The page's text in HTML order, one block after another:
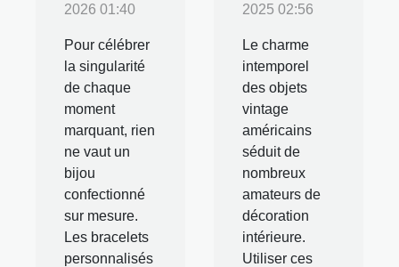
2026 01:40
Pour célébrer
la singularité
de chaque
moment
marquant, rien
ne vaut un
bijou
confectionné
sur mesure.
Les bracelets
personnalisés
2025 02:56
Le charme
intemporel
des objets
vintage
américains
séduit de
nombreux
amateurs de
décoration
intérieure.
Utiliser ces